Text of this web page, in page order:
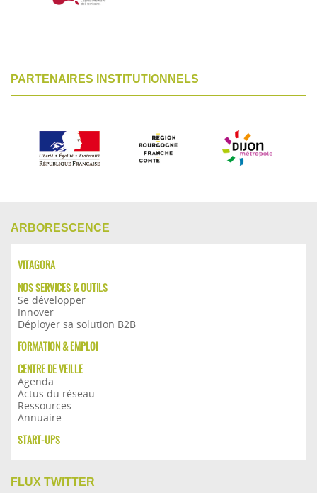
PARTENAIRES INSTITUTIONNELS
ARBORESCENCE
VITAGORA
NOS SERVICES & OUTILS
Se développer
Innover
Déployer sa solution B2B
FORMATION & EMPLOI
CENTRE DE VEILLE
Agenda
Actus du réseau
Ressources
Annuaire
START-UPS
FLUX TWITTER